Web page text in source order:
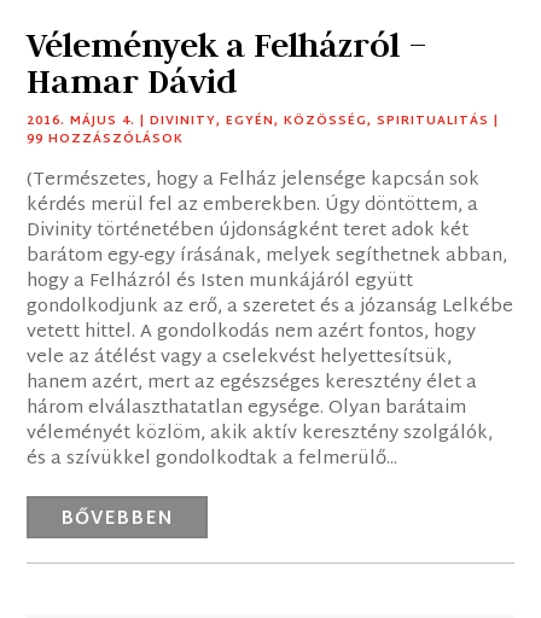
Vélemények a Felházról –
Hamar Dávid
2016. MÁJUS 4. |DIVINITY,EGYÉN,KÖZÖSSÉG,SPIRITUALITÁS |
99 HOZZÁSZÓLÁSOK
(Természetes, hogy a Felház jelensége kapcsán sok
kérdés merül fel az emberekben. Úgy döntöttem, a
Divinity történetében újdonságként teret adok két
barátom egy-egy írásának, melyek segíthetnek abban,
hogy a Felházról és Isten munkájáról együtt
gondolkodjunk az erő, a szeretet és a józanság Lelkébe
vetett hittel. A gondolkodás nem azért fontos, hogy
vele az átélést vagy a cselekvést helyettesítsük,
hanem azért, mert az egészséges keresztény élet a
három elválaszthatatlan egysége. Olyan barátaim
véleményét közlöm, akik aktív keresztény szolgálók,
és a szívükkel gondolkodtak a felmerülő...
BŐVEBBEN